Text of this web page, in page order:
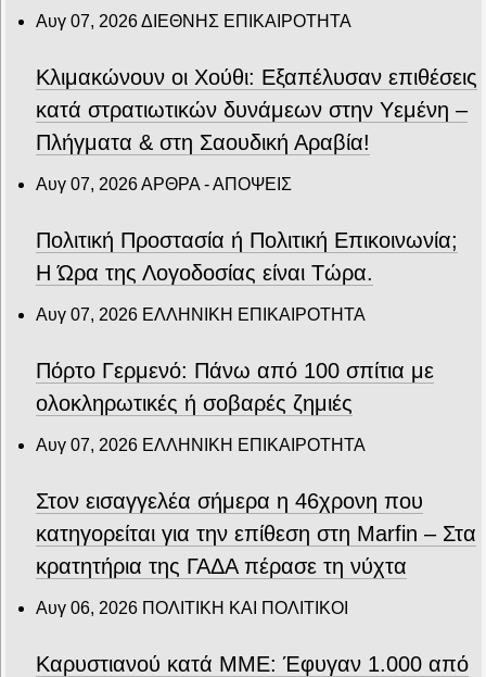
Αυγ 07, 2026ΔΙΕΘΝΗΣ ΕΠΙΚΑΙΡΟΤΗΤΑ
Κλιμακώνουν οι Χούθι: Eξαπέλυσαν επιθέσεις
κατά στρατιωτικών δυνάμεων στην Υεμένη –
Πλήγματα & στη Σαουδική Αραβία!
Αυγ 07, 2026ΑΡΘΡΑ - ΑΠΟΨΕΙΣ
Πολιτική Προστασία ή Πολιτική Επικοινωνία;
Η Ώρα της Λογοδοσίας είναι Τώρα.
Αυγ 07, 2026 ΕΛΛΗΝΙΚΗ ΕΠΙΚΑΙΡΟΤΗΤΑ
Πόρτο Γερμενό: Πάνω από 100 σπίτια με
ολοκληρωτικές ή σοβαρές ζημιές
Αυγ 07, 2026 ΕΛΛΗΝΙΚΗ ΕΠΙΚΑΙΡΟΤΗΤΑ
Στον εισαγγελέα σήμερα η 46χρονη που
κατηγορείται για την επίθεση στη Marfin – Στα
κρατητήρια της ΓΑΔΑ πέρασε τη νύχτα
Αυγ 06, 2026 ΠΟΛΙΤΙΚΗ ΚΑΙ ΠΟΛΙΤΙΚΟΙ
Καρυστιανού κατά ΜΜΕ: Έφυγαν 1.000 από